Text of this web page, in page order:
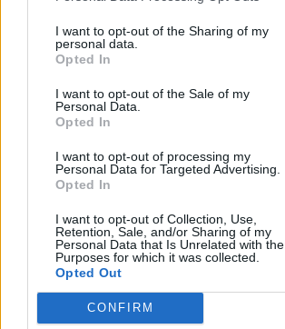
I want to opt-out of the Sharing of my
personal data.
Opted In
I want to opt-out of the Sale of my
Personal Data.
Opted In
I want to opt-out of processing my
Personal Data for Targeted Advertising.
Opted In
I want to opt-out of Collection, Use,
Retention, Sale, and/or Sharing of my
Personal Data that Is Unrelated with the
Purposes for which it was collected.
Opted Out
CONFIRM
V
C U R
D U R
O R C
A
R O
R O D
A
R U C
A
R U
U D